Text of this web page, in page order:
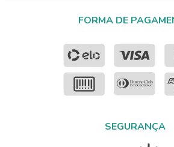
FORMA DE
SEGURANÇA